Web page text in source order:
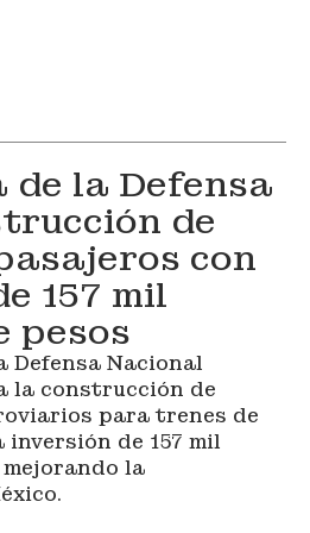
la Defensa
de
con
157 mil
pesos​
Defensa Nacional
la construcción de
para trenes de
de 157 mil
la